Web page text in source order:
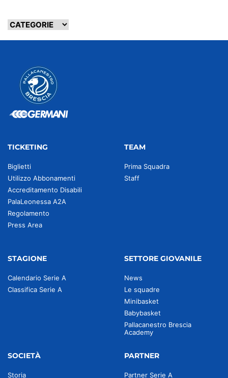
TICKETING
Biglietti
Utilizzo Abbonamenti
Accreditamento Disabili
PalaLeonessa A2A
Regolamento
Press Area
TEAM
Prima Squadra
Staff
STAGIONE
Calendario Serie A
Classifica Serie A
SETTORE GIOVANILE
News
Le squadre
Minibasket
Babybasket
Pallacanestro Brescia
Academy
SOCIETÀ
Storia
PARTNER
Partner Serie A